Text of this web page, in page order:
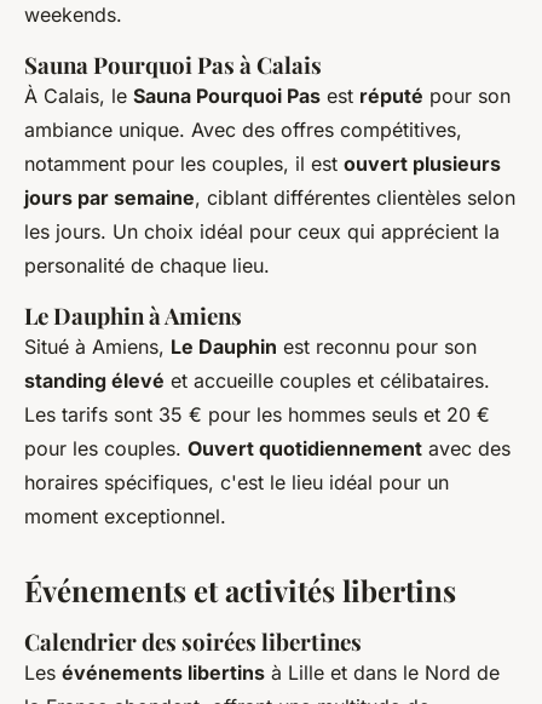
weekends.
Sauna Pourquoi Pas à Calais
À Calais, le Sauna Pourquoi Pas est réputé pour son
ambiance unique. Avec des offres compétitives,
notamment pour les couples, il est ouvert plusieurs
jours par semaine, ciblant différentes clientèles selon
les jours. Un choix idéal pour ceux qui apprécient la
personalité de chaque lieu.
Le Dauphin à Amiens
Situé à Amiens, Le Dauphin est reconnu pour son
standing élevé et accueille couples et célibataires.
Les tarifs sont 35 € pour les hommes seuls et 20 €
pour les couples. Ouvert quotidiennement avec des
horaires spécifiques, c'est le lieu idéal pour un
moment exceptionnel.
Événements et activités libertins
Calendrier des soirées libertines
Les événements libertins à Lille et dans le Nord de